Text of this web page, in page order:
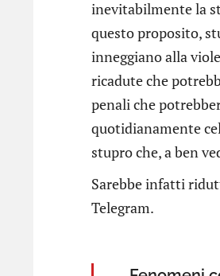
inevitabilmente la
questo proposito,
inneggiano alla
ricadute che
penali che
quotidianamente
stupro che, a ben
Sarebbe infatti
Telegram.